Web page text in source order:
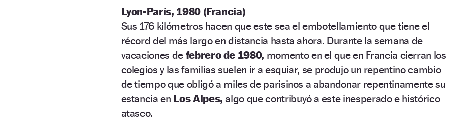
Lyon-París, 1980 (Francia)
Sus 176 kilómetros hacen que este sea el embotellamiento que tiene el
récord del más largo en distancia hasta ahora. Durante la semana de
vacaciones de febrero de 1980, momento en el que en Francia cierran los
colegios y las familias suelen ir a esquiar, se produjo un repentino cambio
de tiempo que obligó a miles de parisinos a abandonar repentinamente su
estancia en Los Alpes, algo que contribuyó a este inesperado e histórico
atasco.